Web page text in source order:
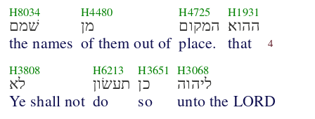
H8034
שׁמם
the names
H4480
מן
of them out of
H4725
המקום
place.
H1931
ההוא׃
that 4
H3808
לא
Ye shall not
H6213
תעשׂון
do
H3651
כן
so
H3068
ליהוה
unto the LORD